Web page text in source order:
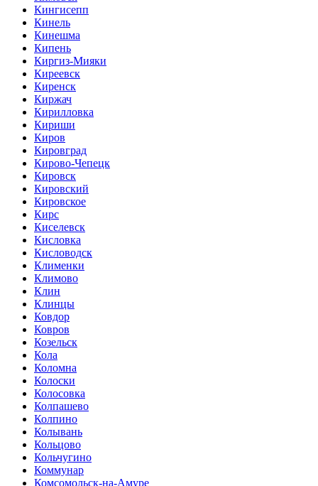
Кингисепп
Кинель
Кинешма
Кипень
Киргиз-Мияки
Киреевск
Киренск
Киржач
Кирилловка
Кириши
Киров
Кировград
Кирово-Чепецк
Кировск
Кировский
Кировское
Кирс
Киселевск
Кисловка
Кисловодск
Клименки
Климово
Клин
Клинцы
Ковдор
Ковров
Козельск
Кола
Коломна
Колоски
Колосовка
Колпашево
Колпино
Колывань
Кольцово
Кольчугино
Коммунар
Комсомольск-на-Амуре